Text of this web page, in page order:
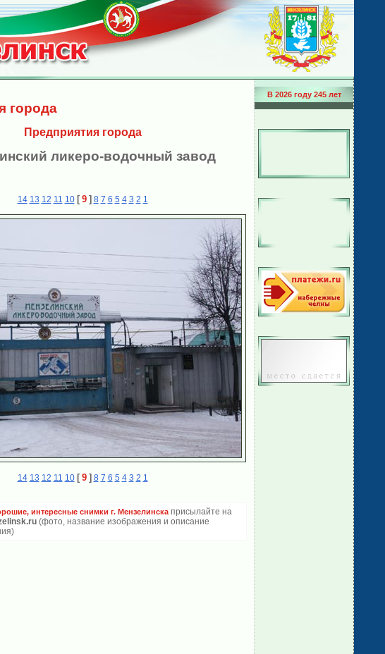
города
Предприятия города
ликеро-водочный завод
14 13 12 11 10 [ 9 ] 8 7 6 5 4 3 2 1
14 13 12 11 10 [ 9 ] 8 7 6 5 4 3 2 1
интересные снимки г. Мензелинскаприсылайте на
(фото, название изображения и описание
В 2026 году 245 лет